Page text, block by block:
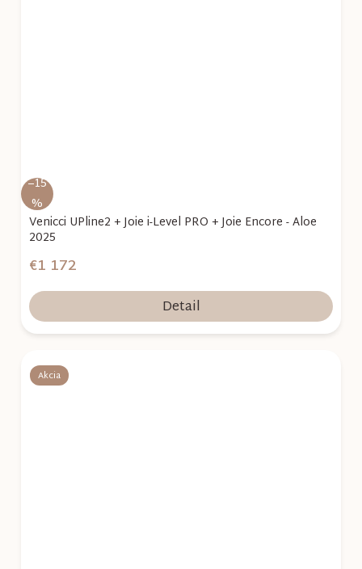
–15
%
Venicci UPline2 + Joie i-Level PRO + Joie Encore - Aloe
2025
€1 172
Detail
Akcia